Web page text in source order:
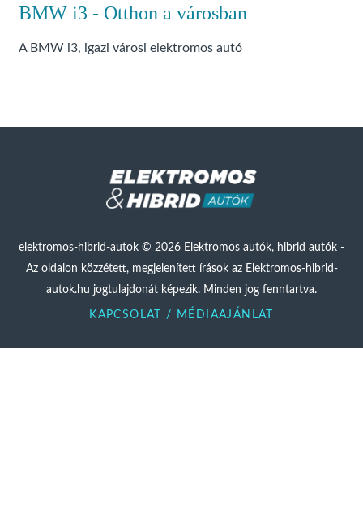
BMW i3 - Otthon a városban
A BMW i3, igazi városi elektromos autó
elektromos-hibrid-autok © 2026 Elektromos autók, hibrid autók -
Az oldalon közzétett, megjelenített írások az Elektromos-hibrid-
autok.hu jogtulajdonát képezik. Minden jog fenntartva.
KAPCSOLAT / MÉDIAAJÁNLAT